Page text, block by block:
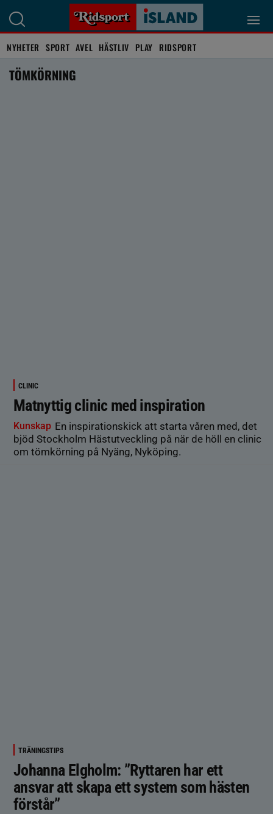
NYHETER SPORT AVEL HÄSTLIV PLAY RIDSPORT
TÖMKÖRNING
CLINIC
Matnyttig clinic med inspiration
Kunskap En inspirationskick att starta våren med, det
bjöd Stockholm Hästutveckling på när de höll en clinic
om tömkörning på Nyäng, Nyköping.
TRÄNINGSTIPS
Johanna Elgholm: ”Ryttaren har ett
ansvar att skapa ett system som hästen
förstår”